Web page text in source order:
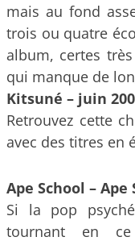
mais au fond
trois ou quatre
album, certes
qui manque de
Kitsuné – juin
Retrouvez cette
avec des titres en
Ape School – Ape
Si la pop
tournant en ce